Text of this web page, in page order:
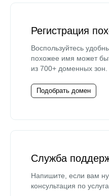
Регистрация
Воспользуйтесь
похожее имя может
из 700+ доменных зон.
Подобрать домен
Служба
Напишите, если вам
консультация по